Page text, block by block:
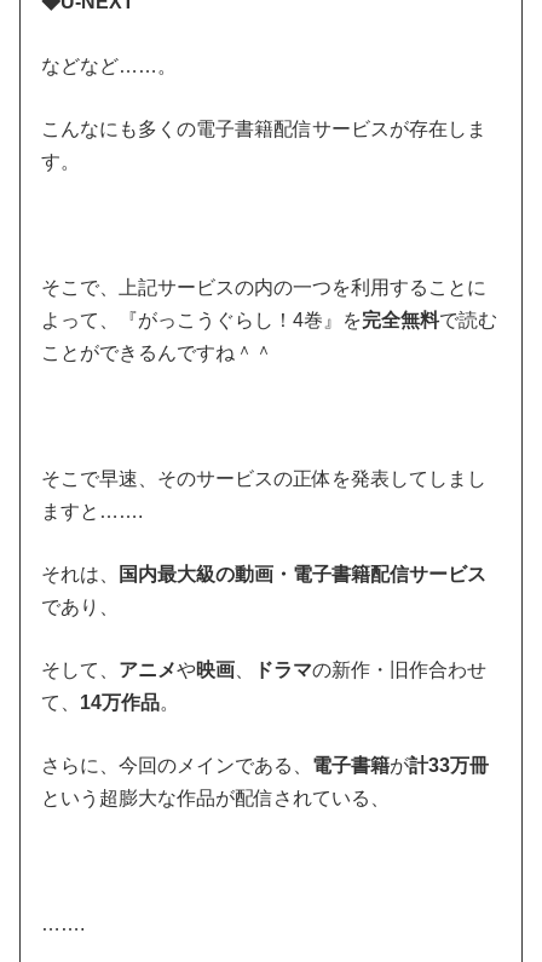
などなど……。
こんなにも多くの電子書籍配信サービスが存在しま
す。
そこで、上記サービスの内の一つを利用することに
よって、『がっこうぐらし！4巻』を完全無料で読む
ことができるんですね＾＾
そこで早速、そのサービスの正体を発表してしまし
ますと…….
それは、
国内最大級の動画・電子書籍配信サービス
であり、
そして、 アニメや映画 ドラマの新作・旧作合わせ
て、 14万作品。
さらに、今回のメインである、 電子書籍が計33万冊
という超膨大な作品が配信されている、
…….